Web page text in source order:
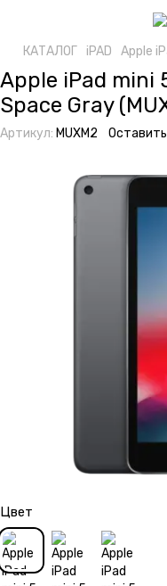
КАТАЛОГ iPAD Apple
Apple iPad mini
Space Gray
Артикул: MUXM2
Цвет